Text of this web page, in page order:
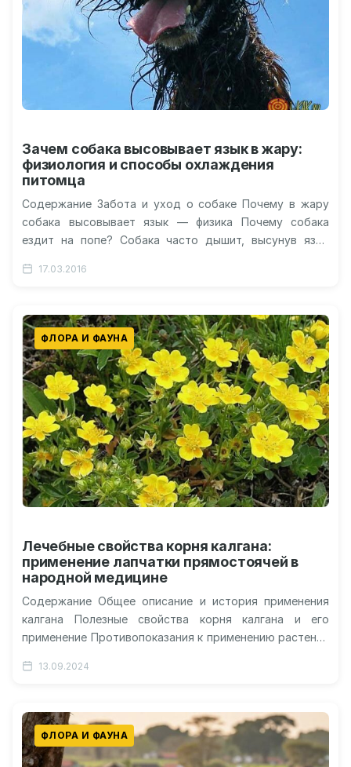
Зачем собака высовывает язык в жару:
физиология и способы охлаждения
питомца
Содержание Забота и уход о собаке Почему в жару
собака высовывает язык — физика Почему собака
ездит на попе? Собака часто дышит, высунув язык
17.03.2016
ФЛОРА И ФАУНА
Лечебные свойства корня калгана:
применение лапчатки прямостоячей в
народной медицине
Содержание Общее описание и история применения
калгана Полезные свойства корня калгана и его
применение Противопоказания к применению растения
полезно…
13.09.2024
ФЛОРА И ФАУНА